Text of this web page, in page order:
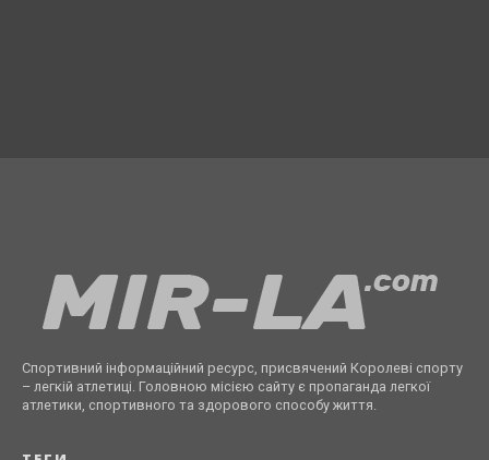
Спортивний інформаційний ресурс, присвячений Королеві спорту
– легкій атлетиці. Головною місією сайту є пропаганда легкої
атлетики, спортивного та здорового способу життя.